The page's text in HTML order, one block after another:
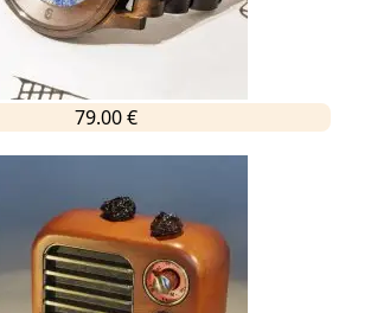
79.00 €